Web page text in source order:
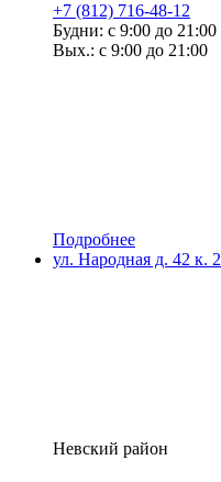
+7 (812) 716-48-12
Будни: с 9:00 до 21:00
Вых.: с 9:00 до 21:00
Подробнее
ул. Народная д. 42 к. 2
Невский район